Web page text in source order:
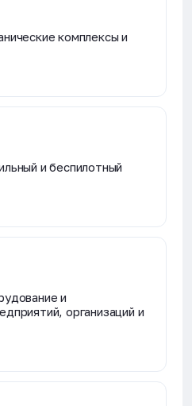
комплексы и
и беспилотный
и
организаций и